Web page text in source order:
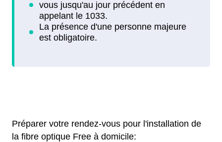
Préparer votre rendez-vous pour l'installation de
la fibre optique Free à domicile: